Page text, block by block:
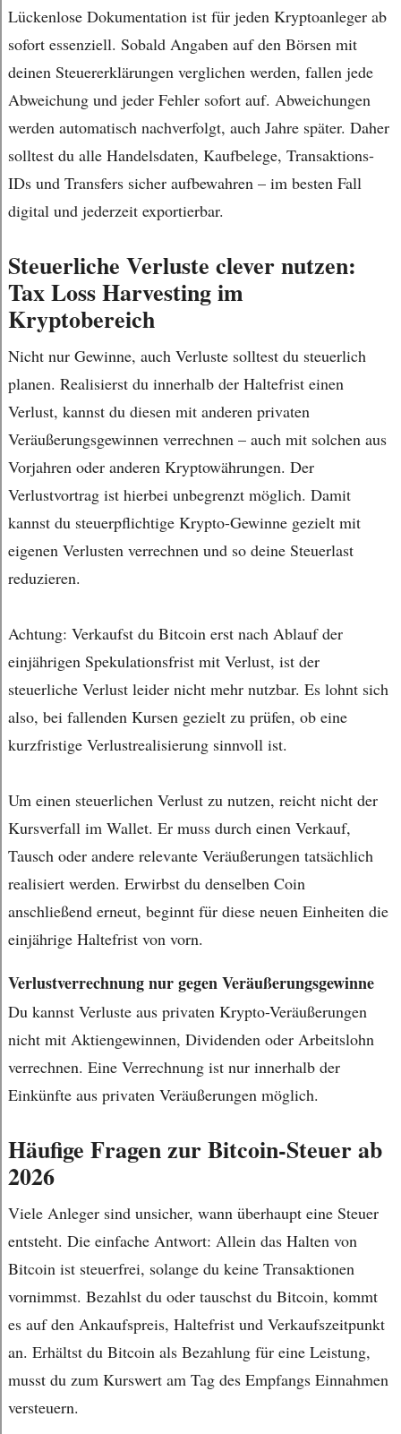
Lückenlose Dokumentation ist für jeden Kryptoanleger ab
sofort essenziell. Sobald Angaben auf den Börsen mit
deinen Steuererklärungen verglichen werden, fallen jede
Abweichung und jeder Fehler sofort auf. Abweichungen
werden automatisch nachverfolgt, auch Jahre später. Daher
solltest du alle Handelsdaten, Kaufbelege, Transaktions-
IDs und Transfers sicher aufbewahren – im besten Fall
digital und jederzeit exportierbar.
Steuerliche Verluste clever nutzen:
Tax Loss Harvesting im
Kryptobereich
Nicht nur Gewinne, auch Verluste solltest du steuerlich
planen. Realisierst du innerhalb der Haltefrist einen
Verlust, kannst du diesen mit anderen privaten
Veräußerungsgewinnen verrechnen – auch mit solchen aus
Vorjahren oder anderen Kryptowährungen. Der
Verlustvortrag ist hierbei unbegrenzt möglich. Damit
kannst du steuerpflichtige Krypto-Gewinne gezielt mit
eigenen Verlusten verrechnen und so deine Steuerlast
reduzieren.
Achtung: Verkaufst du Bitcoin erst nach Ablauf der
einjährigen Spekulationsfrist mit Verlust, ist der
steuerliche Verlust leider nicht mehr nutzbar. Es lohnt sich
also, bei fallenden Kursen gezielt zu prüfen, ob eine
kurzfristige Verlustrealisierung sinnvoll ist.
Um einen steuerlichen Verlust zu nutzen, reicht nicht der
Kursverfall im Wallet. Er muss durch einen Verkauf,
Tausch oder andere relevante Veräußerungen tatsächlich
realisiert werden. Erwirbst du denselben Coin
anschließend erneut, beginnt für diese neuen Einheiten die
einjährige Haltefrist von vorn.
Verlustverrechnung nur gegen Veräußerungsgewinne
Du kannst Verluste aus privaten Krypto-Veräußerungen
nicht mit Aktiengewinnen, Dividenden oder Arbeitslohn
verrechnen. Eine Verrechnung ist nur innerhalb der
Einkünfte aus privaten Veräußerungen möglich.
Häufige Fragen zur Bitcoin-Steuer ab
2026
Viele Anleger sind unsicher, wann überhaupt eine Steuer
entsteht. Die einfache Antwort: Allein das Halten von
Bitcoin ist steuerfrei, solange du keine Transaktionen
vornimmst. Bezahlst du oder tauschst du Bitcoin, kommt
es auf den Ankaufspreis, Haltefrist und Verkaufszeitpunkt
an. Erhältst du Bitcoin als Bezahlung für eine Leistung,
musst du zum Kurswert am Tag des Empfangs Einnahmen
versteuern.